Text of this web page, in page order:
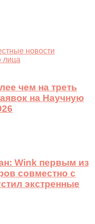
новости
лица
чем на треть
на Научную
Wink первым из
совместно с
экстренные